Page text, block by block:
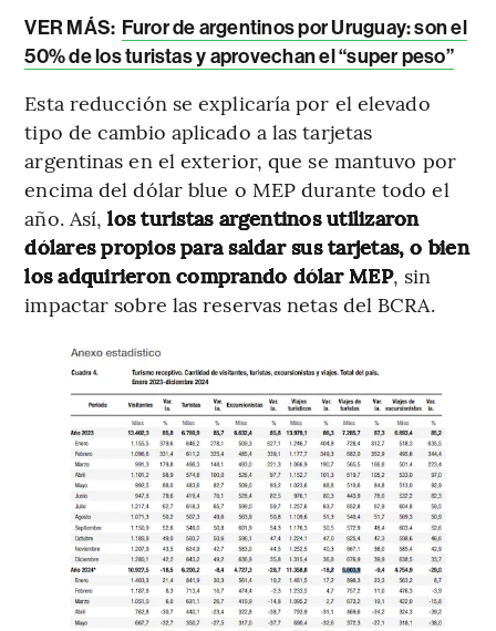
VER MÁS: Furor de argentinos por Uruguay: son el
50% de los turistas y aprovechan el “super peso”
Esta reducción se explicaría por el elevado
tipo de cambio aplicado a las tarjetas
argentinas en el exterior, que se mantuvo por
encima del dólar blue o MEP durante todo el
año. Así,los turistas argentinos utilizaron
dólares propios para saldar sus tarjetas, o bien
los adquirieron comprando dólar MEP, sin
impactar sobre las reservas netas del BCRA.